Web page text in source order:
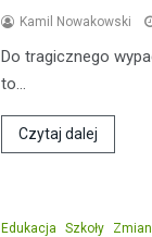
Kamil Nowakowski
Do tragicznego
to…
Czytaj dalej
Edukacja Szkoły